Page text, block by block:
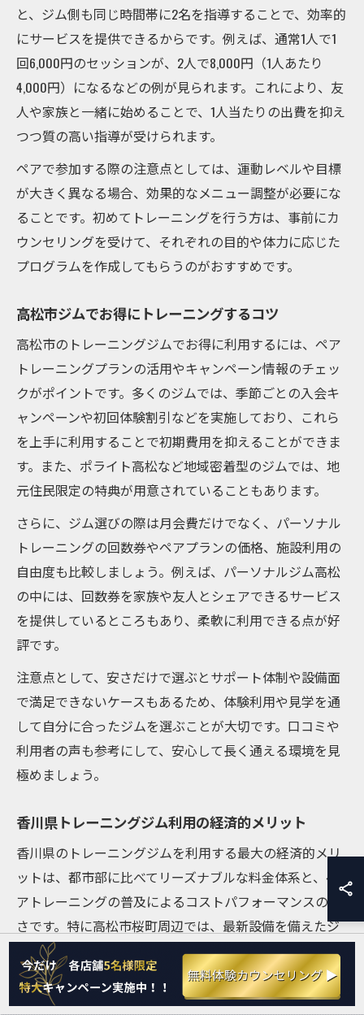
と、ジム側も同じ時間帯に2名を指導することで、効率的
にサービスを提供できるからです。例えば、通常1人で1
回6,000円のセッションが、2人で8,000円（1人あたり
4,000円）になるなどの例が見られます。これにより、友
人や家族と一緒に始めることで、1人当たりの出費を抑え
つつ質の高い指導が受けられます。
ペアで参加する際の注意点としては、運動レベルや目標
が大きく異なる場合、効果的なメニュー調整が必要にな
ることです。初めてトレーニングを行う方は、事前にカ
ウンセリングを受けて、それぞれの目的や体力に応じた
プログラムを作成してもらうのがおすすめです。
高松市ジムでお得にトレーニングするコツ
高松市のトレーニングジムでお得に利用するには、ペア
トレーニングプランの活用やキャンペーン情報のチェッ
クがポイントです。多くのジムでは、季節ごとの入会キ
ャンペーンや初回体験割引などを実施しており、これら
を上手に利用することで初期費用を抑えることができま
す。また、ポライト高松など地域密着型のジムでは、地
元住民限定の特典が用意されていることもあります。
さらに、ジム選びの際は月会費だけでなく、パーソナル
トレーニングの回数券やペアプランの価格、施設利用の
自由度も比較しましょう。例えば、パーソナルジム高松
の中には、回数券を家族や友人とシェアできるサービス
を提供しているところもあり、柔軟に利用できる点が好
評です。
注意点として、安さだけで選ぶとサポート体制や設備面
で満足できないケースもあるため、体験利用や見学を通
して自分に合ったジムを選ぶことが大切です。口コミや
利用者の声も参考にして、安心して長く通える環境を見
極めましょう。
香川県トレーニングジム利用の経済的メリット
香川県のトレーニングジムを利用する最大の経済的メリ
ットは、都市部に比べてリーズナブルな料金体系と、ペ
アトレーニングの普及によるコストパフォーマンスの高
さです。特に高松市桜町周辺では、最新設備を備えたジ
ムが増えており、1人あたりの費用を抑えつつ、質の高い
トレーニングが受けられます。
経済的なメリットを得るためには、ペアやグループでの